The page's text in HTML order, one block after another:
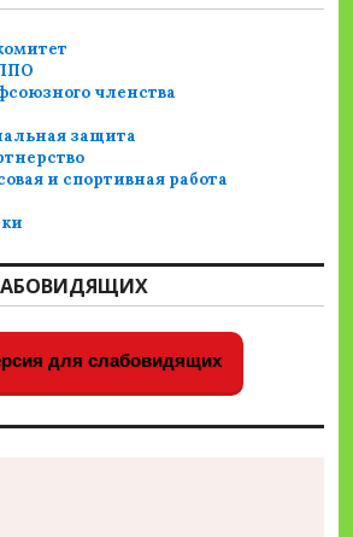
членства
защита
и спортивная работа
для слабовидящих